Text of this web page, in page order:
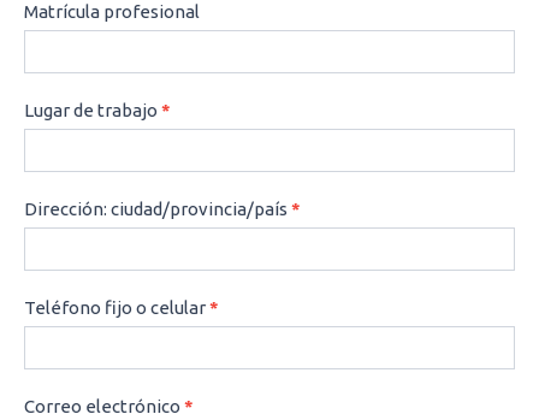
Matrícula profesional
Lugar de trabajo *
Dirección: ciudad/provincia/país *
Teléfono fijo o celular*
Correo electrónico *